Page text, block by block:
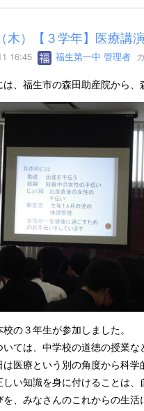
木）【３学年】医療講
16:45 福生第一中 管理者カ
は、福生市の森田助産院から
の３年生が参加しました。
ては、中学校の道徳の授業な
は医療という別の角度から科学
い知識を身に付けることは、
、みなさんのこれからの生活